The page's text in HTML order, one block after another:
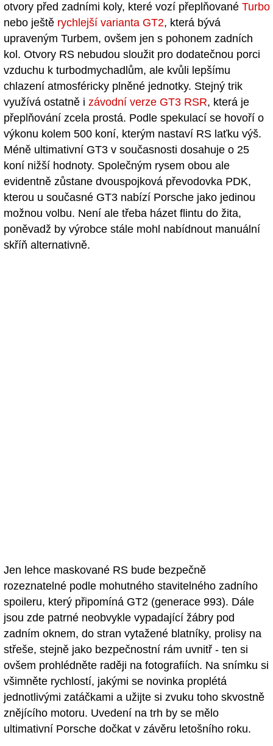
otvory před zadními koly, které vozí přeplňované Turbo
nebo ještě rychlejší varianta GT2, která bývá
upraveným Turbem, ovšem jen s pohonem zadních
kol. Otvory RS nebudou sloužit pro dodatečnou porci
vzduchu k turbodmychadlům, ale kvůli lepšímu
chlazení atmosféricky plněné jednotky. Stejný trik
využívá ostatně i závodní verze GT3 RSR, která je
přeplňování zcela prostá. Podle spekulací se hovoří o
výkonu kolem 500 koní, kterým nastaví RS laťku výš.
Méně ultimativní GT3 v současnosti dosahuje o 25
koní nižší hodnoty. Společným rysem obou ale
evidentně zůstane dvouspojková převodovka PDK,
kterou u současné GT3 nabízí Porsche jako jedinou
možnou volbu. Není ale třeba házet flintu do žita,
poněvadž by výrobce stále mohl nabídnout manuální
skříň alternativně.
Jen lehce maskované RS bude bezpečně
rozeznatelné podle mohutného stavitelného zadního
spoileru, který připomíná GT2 (generace 993). Dále
jsou zde patrné neobvykle vypadající žábry pod
zadním oknem, do stran vytažené blatníky, prolisy na
střeše, stejně jako bezpečnostní rám uvnitř - ten si
ovšem prohlédněte raději na fotografiích. Na snímku si
všimněte rychlostí, jakými se novinka proplétá
jednotlivými zatáčkami a užijte si zvuku toho skvostně
znějícího motoru. Uvedení na trh by se mělo
ultimativní Porsche dočkat v závěru letošního roku.